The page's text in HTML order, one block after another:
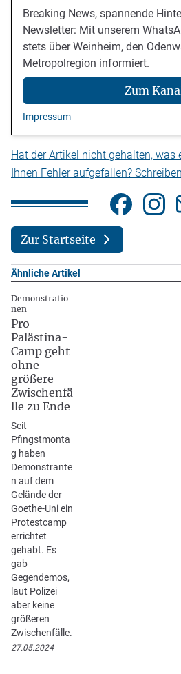
Breaking News, spannende
Newsletter: Mit unserem
stets über Weinheim, den
Metropolregion informiert.
Zum
Impressum
Hat der Artikel nicht gehalten, was
Ihnen Fehler aufgefallen?
Zur Startseite
Ähnliche Artikel
Demonstratio
nen
Pro-
Palästina-
Camp geht
ohne
größere
Zwischenfä
lle zu Ende
Seit
Pfingstmonta
g haben
Demonstrante
n auf dem
Gelände der
Goethe-Uni ein
Protestcamp
errichtet
gehabt. Es
gab
Gegendemos,
laut Polizei
aber keine
größeren
Zwischenfälle.
27.05.2024